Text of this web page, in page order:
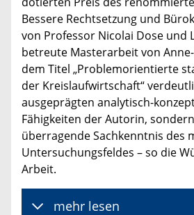
Bessere Rechtsetzung und
von Professor Nicolai Dose und
betreute Masterarbeit von
dem Titel „Problemorientierte
der Kreislaufwirtschaft“
ausgeprägten analytisch-
Fähigkeiten der Autorin,
überragende Sachkenntnis des
Untersuchungsfeldes – so die
Arbeit.
mehr lesen